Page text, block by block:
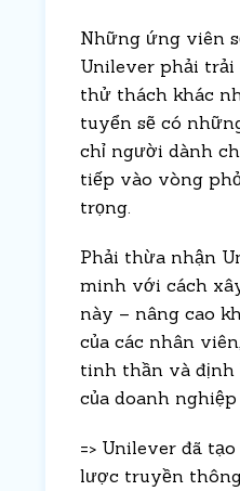
Những ứng viên
Unilever phải trải
thử thách khác
tuyển sẽ có
chỉ người dành
tiếp vào vòng
trọng.
Phải thừa nhận
minh với cách
này – nâng cao
của các nhân
tinh thần và định
của doanh
=> Unilever đã
lược truyền